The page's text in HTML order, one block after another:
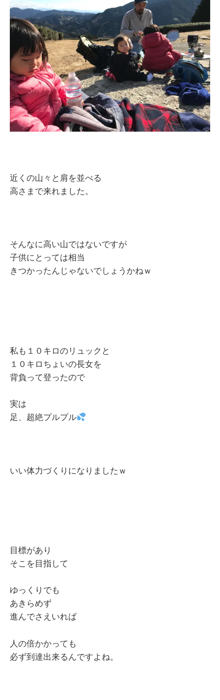
近くの山々と肩を並べる
高さまで来れました。
そんなに高い山ではないですが
子供にとっては相当
きつかったんじゃないでしょうかねｗ
私も１０キロのリュックと
１０キロちょいの長女を
背負って登ったので
実は
足、超絶プルプル
いい体力づくりになりましたｗ
目標があり
そこを目指して
ゆっくりでも
あきらめず
進んでさえいれば
人の倍かかっても
必ず到達出来るんですよね。